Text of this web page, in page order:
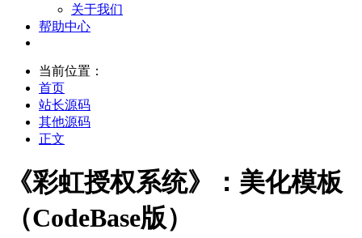
关于我们
帮助中心
当前位置：
首页
站长源码
其他源码
正文
《彩虹授权系统》：美化模板
（CodeBase版）